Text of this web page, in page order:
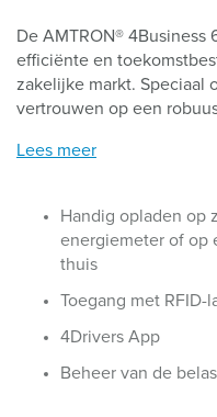
De AMTRON® 4Business
efficiënte en
zakelijke markt. Speciaal
vertrouwen op een
Lees meer
Handig opladen op
energiemeter of op
thuis
Toegang met RFID-
4Drivers App
Beheer van de